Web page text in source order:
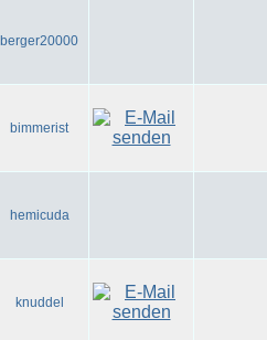
berger20000
bimmerist
hemicuda
knuddel